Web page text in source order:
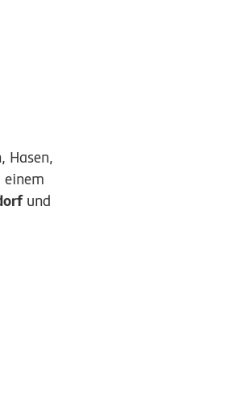
Hasen,
einem
und